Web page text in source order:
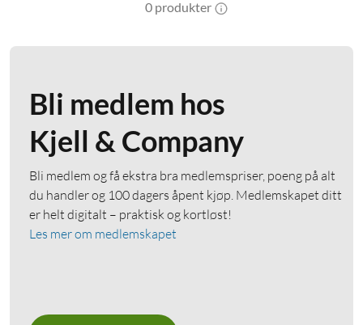
0 produkter
Bli medlem hos
Kjell & Company
Bli medlem og få ekstra bra medlemspriser, poeng på alt
du handler og 100 dagers åpent kjøp. Medlemskapet ditt
er helt digitalt – praktisk og kortløst!
Les mer om medlemskapet